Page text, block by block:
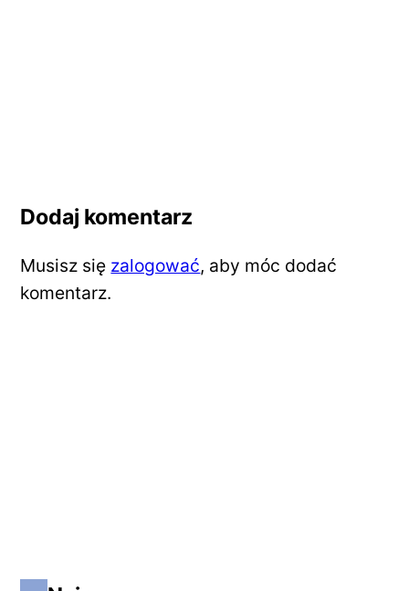
Dodaj komentarz
Musisz się zalogować, aby móc dodać
komentarz.